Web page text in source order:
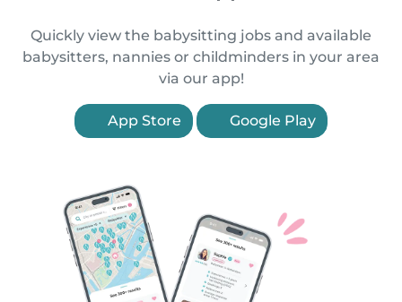
Quickly view the babysitting jobs and available
babysitters, nannies or childminders in your area
via our app!
App Store Google Play